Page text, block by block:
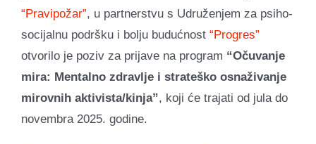
“Pravipožar”, u partnerstvu s Udruženjem za psiho-
socijalnu podršku i bolju budućnost “Progres”
otvorilo je poziv za prijave na program “Očuvanje
mira: Mentalno zdravlje i strateško osnaživanje
mirovnih aktivista/kinja”, koji će trajati od jula do
novembra 2025. godine.